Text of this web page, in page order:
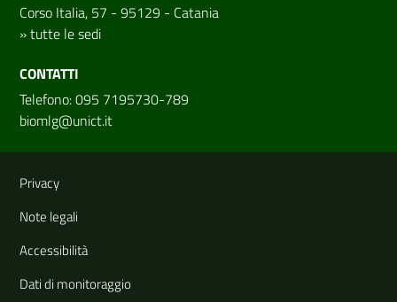
Corso Italia, 57 - 95129 - Catania
»tutte le sedi
CONTATTI
Telefono: 095 7195730-789
biomlg@unict.it
Link e informazioni utili
Privacy
Note legali
Accessibilità
Dati di monitoraggio